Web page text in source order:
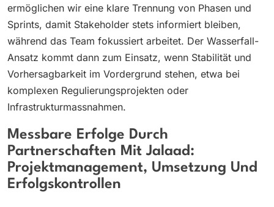
ermöglichen wir eine klare Trennung von Phasen und
Sprints, damit Stakeholder stets informiert bleiben,
während das Team fokussiert arbeitet. Der Wasserfall-
Ansatz kommt dann zum Einsatz, wenn Stabilität und
Vorhersagbarkeit im Vordergrund stehen, etwa bei
komplexen Regulierungsprojekten oder
Infrastrukturmassnahmen.
Messbare Erfolge Durch
Partnerschaften Mit Jalaad:
Projektmanagement, Umsetzung Und
Erfolgskontrollen